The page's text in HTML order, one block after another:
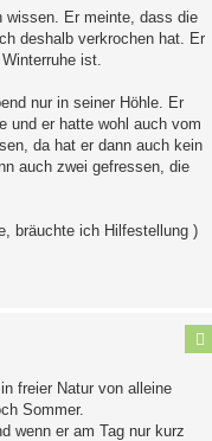
wissen. Er meinte, dass die
deshalb verkrochen hat. Er
ist.
nur in seiner Höhle. Er
und er hatte wohl auch vom
da hat er dann auch kein
auch zwei gefressen, die
bräuchte ich Hilfestellung )
freier Natur von alleine
Sommer.
wenn er am Tag nur kurz